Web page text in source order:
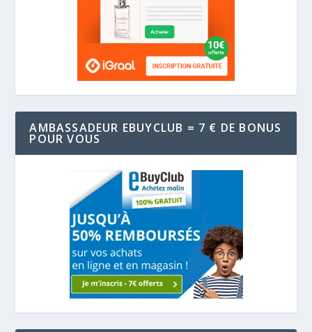
AMBASSADEUR EBUYCLUB = 7 € DE BONUS
POUR VOUS